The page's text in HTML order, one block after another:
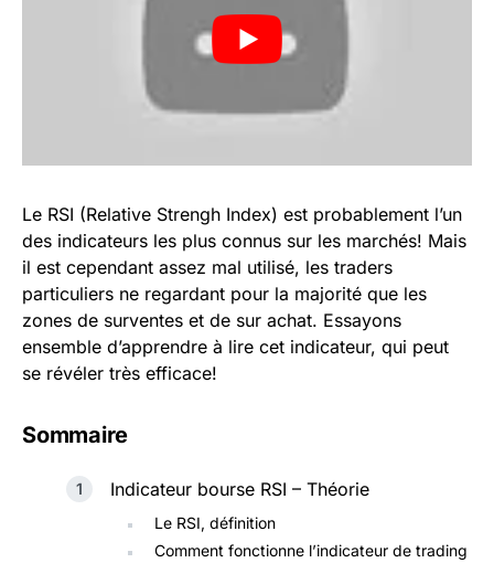
Le RSI (Relative Strengh Index) est probablement l’un
des indicateurs les plus connus sur les marchés! Mais
il est cependant assez mal utilisé, les traders
particuliers ne regardant pour la majorité que les
zones de surventes et de sur achat. Essayons
ensemble d’apprendre à lire cet indicateur, qui peut
se révéler très efficace!
Sommaire
Indicateur bourse RSI – Théorie
Le RSI, définition
Comment fonctionne l’indicateur de trading